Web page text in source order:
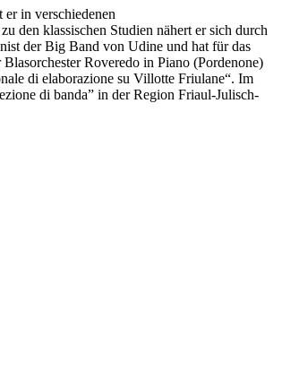
in verschiedenen
den klassischen Studien nähert er sich durch
der Big Band von Udine und hat für das
Roveredo in Piano (Pordenone)
di elaborazione su Villotte Friulane“. Im
di banda” in der Region Friaul-Julisch-